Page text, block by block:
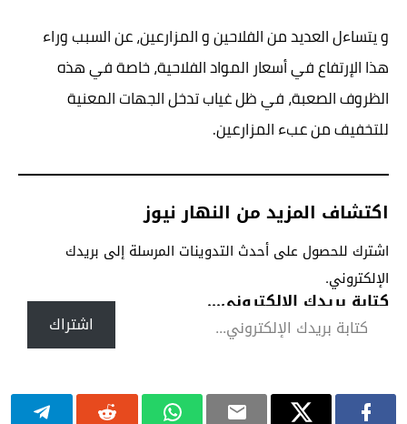
و يتساءل العديد من الفلاحين و المزارعين، عن السبب وراء
هذا الإرتفاع في أسعار المواد الفلاحية، خاصة في هذه
الظروف الصعبة، في ظل غياب تدخل الجهات المعنية
للتخفيف من عبء المزارعين.
اكتشاف المزيد من النهار نيوز
اشترك للحصول على أحدث التدوينات المرسلة إلى بريدك
الإلكتروني.
كتابة بريدك الإلكتروني...
اشتراك